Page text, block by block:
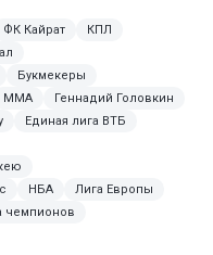
ФК Кайрат
КПЛ
Букмекеры
ММА
Геннадий Головкин
Единая лига ВТБ
НБА
Лига Европы
чемпионов